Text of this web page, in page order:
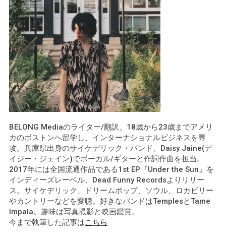
BELONG Mediaのライター/翻訳。18歳から23歳までアメリ
カのボストンへ留学し、インターナショナルビジネスを専
攻。兵庫県出身のサイケデリック・バンド、Daisy Jaine(デ
イジー・ジェイン)でボーカル/ギターと作詞作曲を担当。
2017年には全国流通作品である1st EP『Under the Sun』を
インディーズレーベル、Dead Funny Recordsよりリリー
ス。サイケデリック、ドリームポップ、ソウル、ロカビリー
やカントリーなどを愛聴。好きなバンドはTemplesとTame
Impala。趣味は写真撮影と映画鑑賞。
今まで執筆した記事はこちら